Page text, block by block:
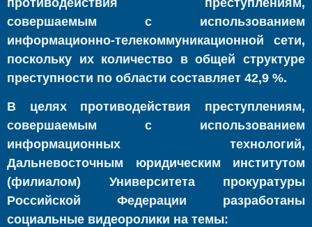
противодействия преступлениям,
совершаемым с использованием
информационно-телекоммуникационной сети,
поскольку их количество в общей структуре
преступности по области составляет 42,9 %.
В целях противодействия преступлениям,
совершаемым с использованием
информационных технологий,
Дальневосточным юридическим институтом
(филиалом) Университета прокуратуры
Российской Федерации разработаны
социальные видеоролики на темы: